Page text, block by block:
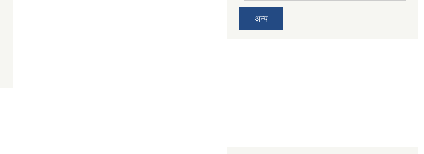
अन्य